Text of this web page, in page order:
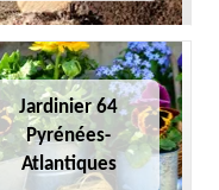
Jardinier 64
Pyrénées-
Atlantiques